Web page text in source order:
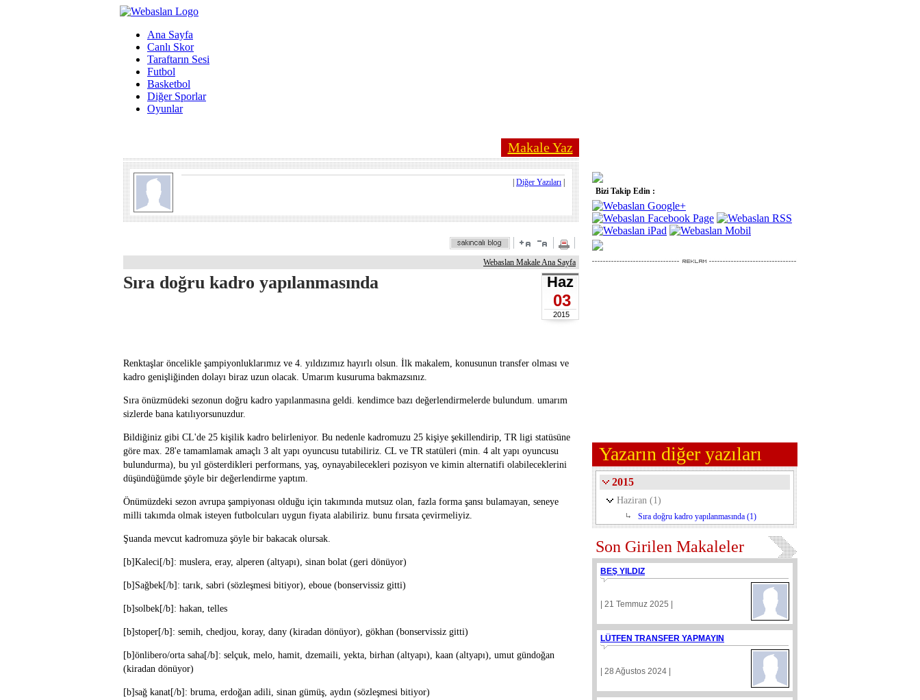
Ana Sayfa
Canlı Skor
Taraftarın Sesi
Futbol
Basketbol
Diğer Sporlar
Oyunlar
Makale Yaz
Diğer Yazıları
Webaslan Makale Ana Sayfa
Sıra doğru kadro yapılanmasında Haz
03
2015
Renktaşlar öncelikle şampiyonluklarımız ve 4. yıldızımız hayırlı olsun. İlk makalem, konusunun transfer olması ve
kadro genişliğinden dolayı biraz uzun olacak. Umarım kusuruma bakmazsınız.
Sıra önüzmüdeki sezonun doğru kadro yapılanmasına geldi. kendimce bazı değerlendirmelerde bulundum. umarım
sizlerde bana katılıyorsunuzdur.
Bildiğiniz gibi CL'de 25 kişilik kadro belirleniyor. Bu nedenle kadromuzu 25 kişiye şekillendirip, TR ligi statüsüne
göre max. 28'e tamamlamak amaçlı 3 alt yapı oyuncusu tutabiliriz. CL ve TR statüleri (min. 4 alt yapı oyuncusu
bulundurma), bu yıl gösterdikleri performans, yaş, oynayabilecekleri pozisyon ve kimin alternatifi olabileceklerini
düşündüğümde şöyle bir değerlendirme yaptım.
Önümüzdeki sezon avrupa şampiyonası olduğu için takımında mutsuz olan, fazla forma şansı bulamayan, seneye
milli takımda olmak isteyen futbolcuları uygun fiyata alabiliriz. bunu fırsata çevirmeliyiz.
Şuanda mevcut kadromuza şöyle bir bakacak olursak.
[b]Kaleci[/b]: muslera, eray, alperen (altyapı), sinan bolat (geri dönüyor)
[b]Sağbek[/b]: tarık, sabri (sözleşmesi bitiyor), eboue (bonservissiz gitti)
[b]solbek[/b]: hakan, telles
[b]stoper[/b]: semih, chedjou, koray, dany (kiradan dönüyor), gökhan (bonservissiz gitti)
[b]önlibero/orta saha[/b]: selçuk, melo, hamit, dzemaili, yekta, birhan (altyapı), kaan (altyapı), umut gündoğan
(kiradan dönüyor)
[b]sağ kanat[/b]: bruma, erdoğan adili, sinan gümüş, aydın (sözleşmesi bitiyor)
Bizi Takip Edin :
Yazarın diğer yazıları
2015
Haziran (1)
Sıra doğru kadro yapılanmasında (1)
Son Girilen Makaleler
BEŞ YILDIZ
| 21 Temmuz 2025 |
LÜTFEN TRANSFER YAPMAYIN
| 28 Ağustos 2024 |